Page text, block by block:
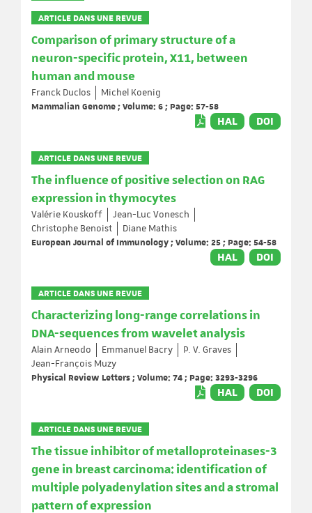
ARTICLE DANS UNE REVUE
Comparison of primary structure of a
neuron-specific protein, X11, between
human and mouse
Franck Duclos
Michel Koenig
Mammalian Genome ; Volume: 6 ; Page: 57-58
HAL DOI
ARTICLE DANS UNE REVUE
The influence of positive selection on RAG
expression in thymocytes
Valérie Kouskoff
Jean-Luc Vonesch
Christophe Benoist
Diane Mathis
European Journal of Immunology ; Volume: 25 ; Page: 54-58
HAL DOI
ARTICLE DANS UNE REVUE
Characterizing long-range correlations in
DNA-sequences from wavelet analysis
Alain Arneodo Emmanuel Bacry
P. V. Graves
Jean-François Muzy
Physical Review Letters ; Volume: 74 ; Page: 3293-3296
HAL DOI
ARTICLE DANS UNE REVUE
The tissue inhibitor of metalloproteinases-3
gene in breast carcinoma: identification of
multiple polyadenylation sites and a stromal
pattern of expression